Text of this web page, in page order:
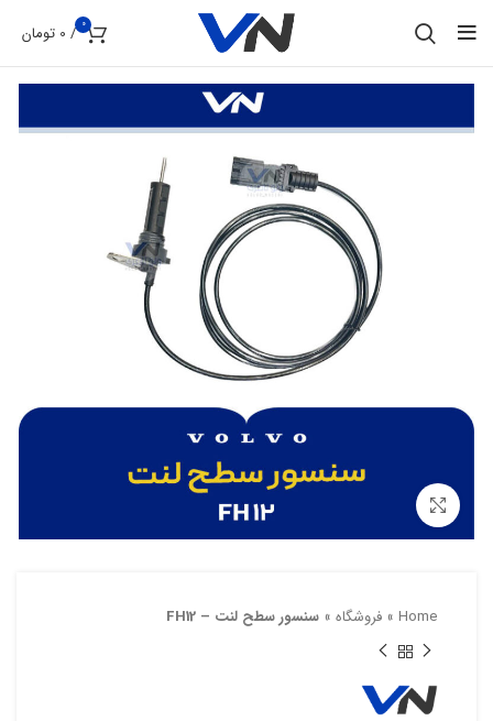
0
/
0 تومان
Home
» فروشگاه » سنسور سطح لنت – FH12